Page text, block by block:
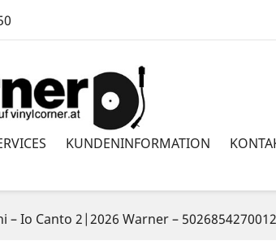
KUNDENINFORMATION
– Io Canto 2|2026 Warner – 5026854270012